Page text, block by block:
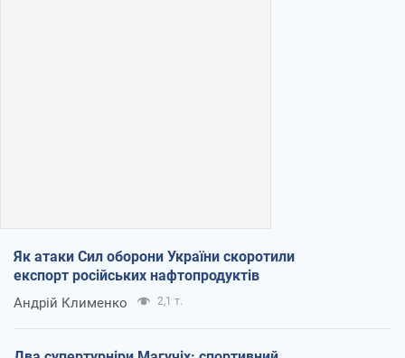
Як атаки Сил оборони України скоротили
експорт російських нафтопродуктів
Андрій Клименко 2,1 т.